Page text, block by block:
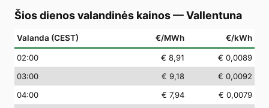
Šios dienos valandinės kainos—Vallentuna
Valanda (CEST) €/MWh €/kWh
02:00 € 8,91
€ 0,0089
03:00 € 9,18
€ 0,0092
04:00 € 7,94
€ 0,0079